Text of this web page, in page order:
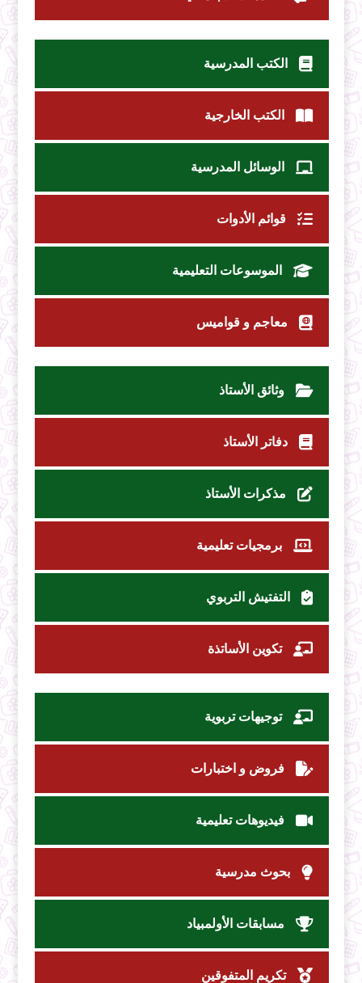
الكتب المدرسية
الكتب الخارجية
الوسائل المدرسية
قوائم الأدوات
الموسوعات التعليمية
معاجم و قواميس
وثائق الأستاذ
دفاتر الأستاذ
مذكرات الأستاذ
برمجيات تعليمية
التفتيش التربوي
تكوين الأساتذة
توجيهات تربوية
فروض و اختبارات
فيديوهات تعليمية
بحوث مدرسية
مسابقات الأولمبياد
تكريم المتفوقين